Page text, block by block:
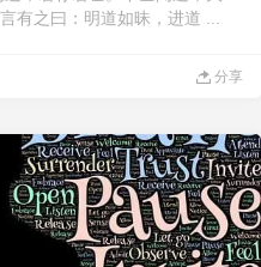
有之曰：明道如昧，进道 ...
分享